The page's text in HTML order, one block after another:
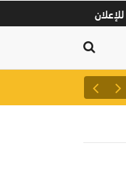
للإعلان